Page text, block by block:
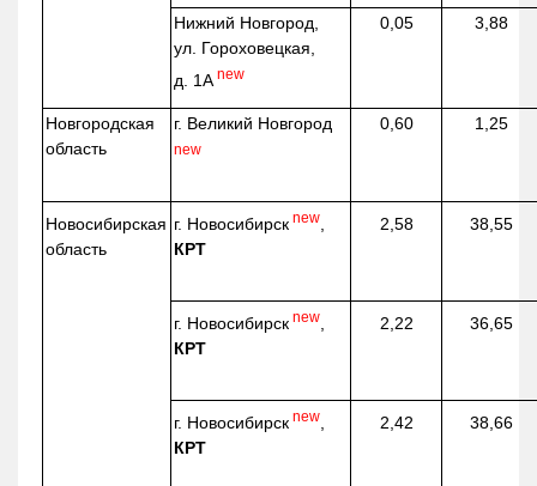
Нижний Новгород,
ул. Гороховецкая,
д. 1А new
0,05 3,88
Новгородская
область
г. Великий Новгород
new
0,60 1,25
Новосибирская
область
г. Новосибирск new
КРТ
2,58 38,55
г. Новосибирск new
КРТ
2,22 36,65
г. Новосибирск new
КРТ
2,42 38,66